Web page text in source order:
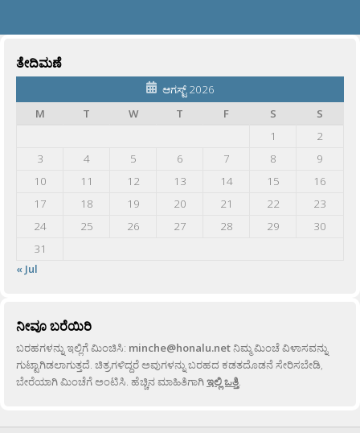
ತೇದಿಮಣೆ
ಆಗಸ್ಟ್ 2026
M
T W T F S
S
1
2
3
4 5 6 7 8
9
10
11 12 13 14 15
16
17
18 19 20 21 22
23
24
25 26 27 28 29
30
31
« Jul
ನೀವೂ ಬರೆಯಿರಿ
ಬರಹಗಳನ್ನು ಇಲ್ಲಿಗೆ ಮಿಂಚಿಸಿ: minche@honalu.netನಿಮ್ಮ ಮಿಂಚೆ ವಿಳಾಸವನ್ನು
ಗುಟ್ಟಾಗಿಡಲಾಗುತ್ತದೆ. ಚಿತ್ರಗಳಿದ್ದರೆ ಅವುಗಳನ್ನು ಬರಹದ ಕಡತದೊಡನೆ ಸೇರಿಸಬೇಡಿ,
ಬೇರೆಯಾಗಿ ಮಿಂಚೆಗೆ ಅಂಟಿಸಿ. ಹೆಚ್ಚಿನ ಮಾಹಿತಿಗಾಗಿಇಲ್ಲಿ ಒತ್ತಿ.